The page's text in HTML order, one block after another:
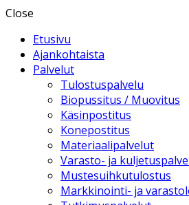
Close
Etusivu
Ajankohtaista
Palvelut
Tulostuspalvelu
Biopussitus / Muovitus
Käsinpostitus
Konepostitus
Materiaalipalvelut
Varasto- ja
Mustesuihkutulostus
Markkinointi- ja